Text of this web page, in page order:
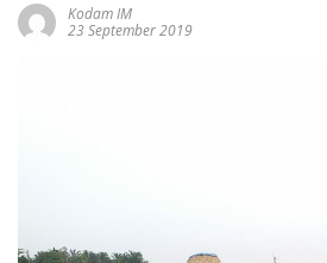
Kodam IM
23 September 2019